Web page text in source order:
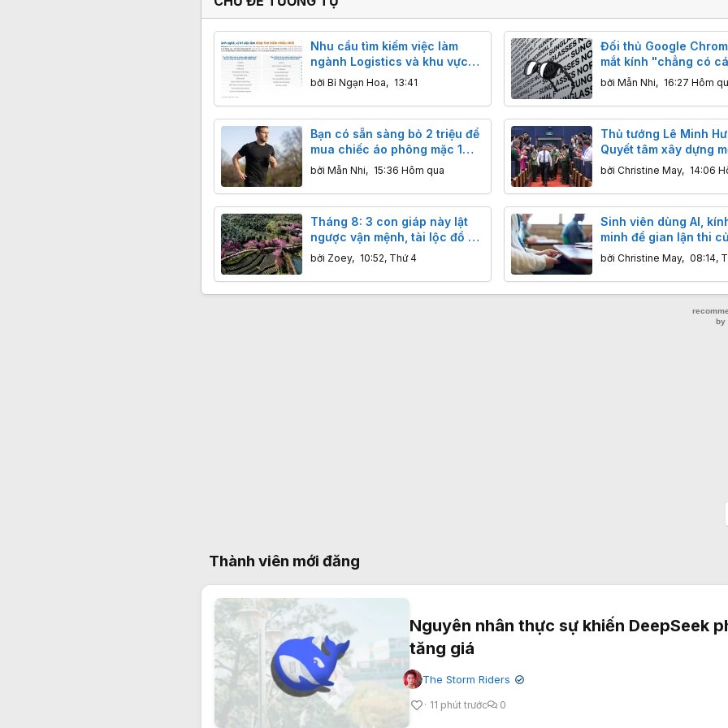
Nhu cầu tìm kiếm việc làm
ngành Logistics và khu vực
công tăng vọt tại Việt Nam
bởi Bỉ Ngạn Hoa, 13:41
Đối thủ Google
mắt kính "chẳng có
gì" nhưng cháy hàng
bởi Mẫn Nhi, 16:27 Hôm
Bạn có sẵn sàng bỏ 2 triệu để
mua chiếc áo phông mặc 1
tháng không cần giặt?
bởi Mẫn Nhi, 15:36 Hôm qua
Thủ tướng Lê Minh
Quyết tâm xây dựng
không gian mạng an
cậy và nhân văn
bởi Christine May, 14:06
Tháng 8: 3 con giáp này lật
ngược vận mệnh, tài lộc đổ về
sau chuỗi ngày gian nan.
bởi Zoey, 10:52, Thứ 4
Sinh viên dùng AI,
minh để gian lận thi
trường đại học nên
bởi Christine May, 08:14,
Thành viên mới đăng
Nguyên nhân thực sự khiến DeepSeek
tăng giá
The Storm Riders ✔
11 phút trước 0